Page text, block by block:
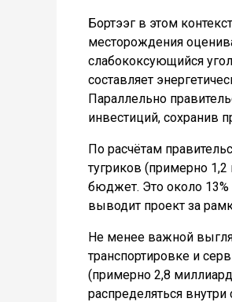
Бортээг в этом
месторождения
слабококсующийся
составляет
Параллельно
инвестиций, сохранив
По расчётам
тугриков (примерно
бюджет. Это около
выводит проект за
Не менее важной
транспортировке и
(примерно 2,8
распределяться